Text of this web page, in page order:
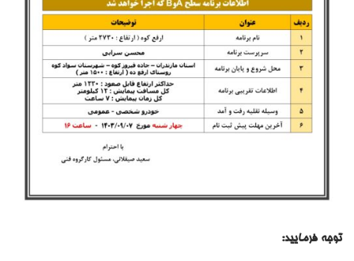
توجه فرمایید: